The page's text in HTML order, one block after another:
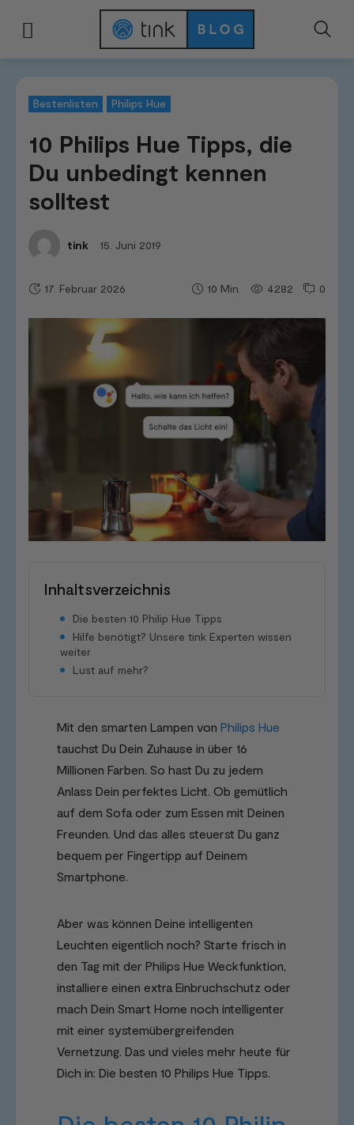
Bestenlisten Philips Hue
10 Philips Hue Tipps, die
Du unbedingt kennen
solltest
tink 15. Juni 2019
0
4282
10 Min.
17. Februar 2026
Inhaltsverzeichnis
Die besten 10 Philip Hue Tipps
Hilfe benötigt? Unsere tink Experten wissen
weiter
Lust auf mehr?
Mit den smarten Lampen von Philips Hue
tauchst Du Dein Zuhause in über 16
Millionen Farben. So hast Du zu jedem
Anlass Dein perfektes Licht. Ob gemütlich
auf dem Sofa oder zum Essen mit Deinen
Freunden. Und das alles steuerst Du ganz
bequem per Fingertipp auf Deinem
Smartphone.
Aber was können Deine intelligenten
Leuchten eigentlich noch? Starte frisch in
den Tag mit der Philips Hue Weckfunktion,
installiere einen extra Einbruchschutz oder
mach Dein Smart Home noch intelligenter
mit einer systemübergreifenden
Vernetzung. Das und vieles mehr heute für
Dich in: Die besten 10 Philips Hue Tipps.